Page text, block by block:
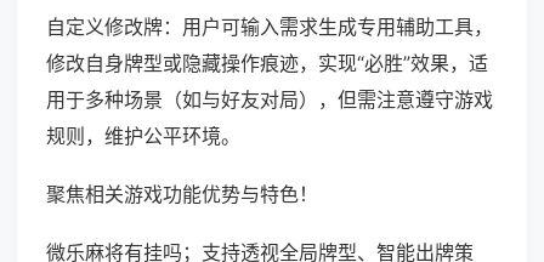
自定义修改牌：用户可输入需求生成专用辅助工具，
修改自身牌型或隐藏操作痕迹，实现“必胜”效果，适
用于多种场景（如与好友对局），但需注意遵守游戏
规则，维护公平环境。
聚焦相关游戏功能优势与特色！
微乐麻将有挂吗；支持透视全局牌型、智能出牌策